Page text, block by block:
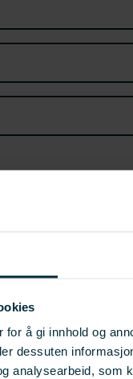
å gi innhold og
dessuten
analysearbeid, som